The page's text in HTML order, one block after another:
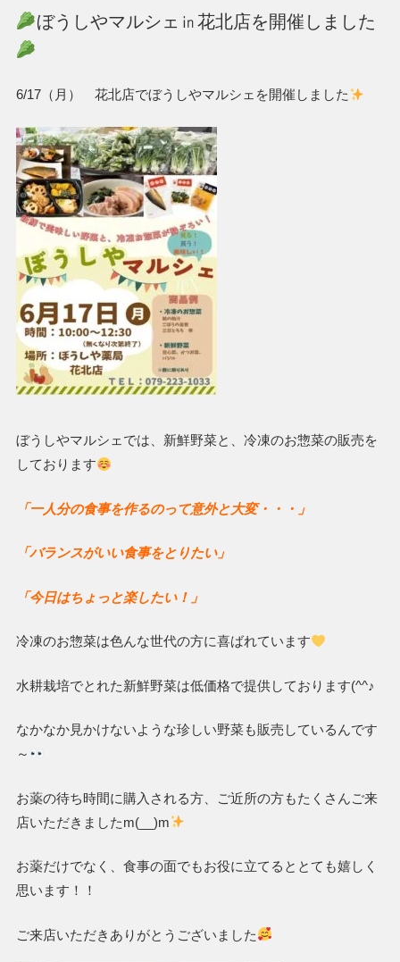
ぼうしやマルシェ㏌花北店を開催しました
6/17（月） 花北店でぼうしやマルシェを開催しました
ぼうしやマルシェでは、新鮮野菜と、冷凍のお惣菜の販売を
しております
「一人分の食事を作るのって意外と大変・・・」
「バランスがいい食事をとりたい」
「今日はちょっと楽したい！」
冷凍のお惣菜は色んな世代の方に喜ばれています
水耕栽培でとれた新鮮野菜は低価格で提供しております(^^♪
なかなか見かけないような珍しい野菜も販売しているんです
～
お薬の待ち時間に購入される方、ご近所の方もたくさんご来
店いただきましたm(__)m
お薬だけでなく、食事の面でもお役に立てるととても嬉しく
思います！！
ご来店いただきありがとうございました